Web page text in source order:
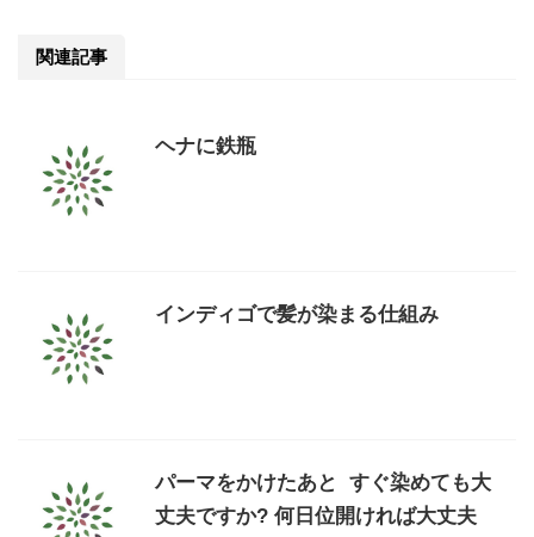
関連記事
ヘナに鉄瓶
インディゴで髪が染まる仕組み
パーマをかけたあと すぐ染めても大
丈夫ですか? 何日位開ければ大丈夫